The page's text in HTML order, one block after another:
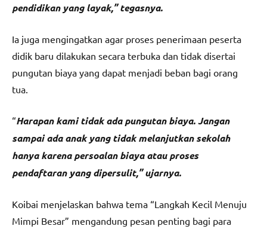
pendidikan yang layak,” tegasnya.
Ia juga mengingatkan agar proses penerimaan peserta
didik baru dilakukan secara terbuka dan tidak disertai
pungutan biaya yang dapat menjadi beban bagi orang
tua.
“Harapan kami tidak ada pungutan biaya. Jangan
sampai ada anak yang tidak melanjutkan sekolah
hanya karena persoalan biaya atau proses
pendaftaran yang dipersulit,” ujarnya.
Koibai menjelaskan bahwa tema “Langkah Kecil Menuju
Mimpi Besar” mengandung pesan penting bagi para